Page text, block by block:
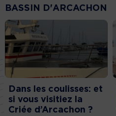
BASSIN D'ARCACHON
Dans les coulisses: et
si vous visitiez la
Criée d’Arcachon ?